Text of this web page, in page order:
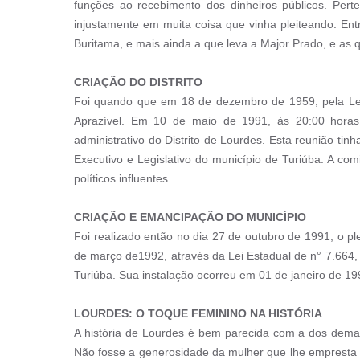
funções ao recebimento dos dinheiros públicos.
injustamente em muita coisa que vinha pleiteando.
Buritama, e mais ainda a que leva a Major Prado, e
CRIAÇÃO DO DISTRITO
Foi quando que em 18 de dezembro de 1959, pela
Aprazível. Em 10 de maio de 1991, às 20:00
administrativo do Distrito de Lourdes. Esta reunião
Executivo e Legislativo do município de Turiúba. A
políticos influentes.
CRIAÇÃO E EMANCIPAÇÃO DO MUNICÍPIO
Foi realizado então no dia 27 de outubro de 1991, o
de março de1992, através da Lei Estadual de n°
Turiúba. Sua instalação ocorreu em 01 de janeiro de
LOURDES: O TOQUE FEMININO NA HISTÓRIA
A história de Lourdes é bem parecida com a dos
Não fosse a generosidade da mulher que lhe